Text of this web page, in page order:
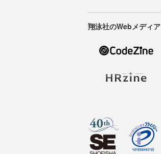
翔泳社のWebメディア